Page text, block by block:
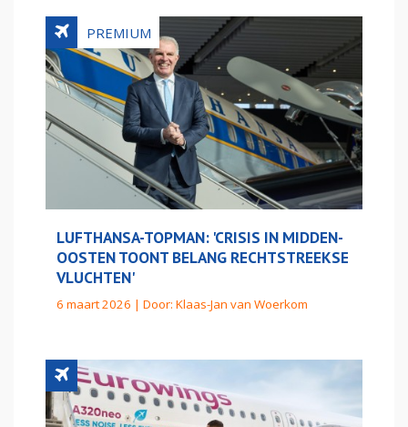
LUFTHANSA-TOPMAN: 'CRISIS IN MIDDEN-
OOSTEN TOONT BELANG RECHTSTREEKSE
VLUCHTEN'
6 maart 2026 | Door: Klaas-Jan van Woerkom